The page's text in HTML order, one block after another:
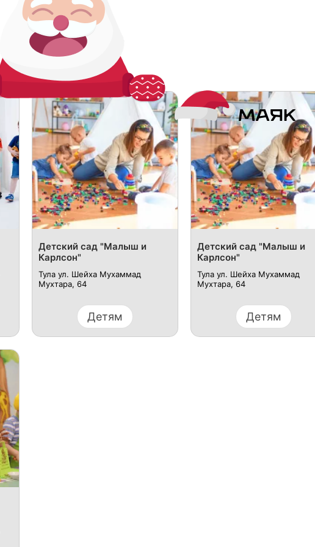
Детский сад "Малыш и
Карлсон"
Тула ул. Шейха Мухаммад
Мухтара, 64
Детям
Детский сад "Малыш и
Карлсон"
Тула ул. Шейха Мухаммад
Мухтара, 64
Детям